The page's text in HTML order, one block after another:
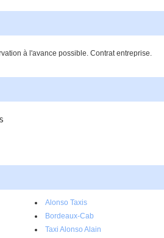
à l'avance possible. Contrat entreprise.
Alonso Taxis
Bordeaux-Cab
Taxi Alonso Alain